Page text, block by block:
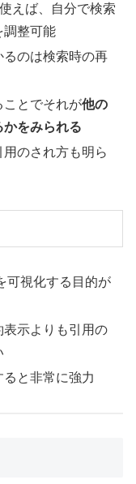
えば、自分で検索
調整可能
るのは検索時の再
ことでそれが他の
をみられる
のされ方も明ら
可視化する目的が
示よりも引用の
ると非常に強力